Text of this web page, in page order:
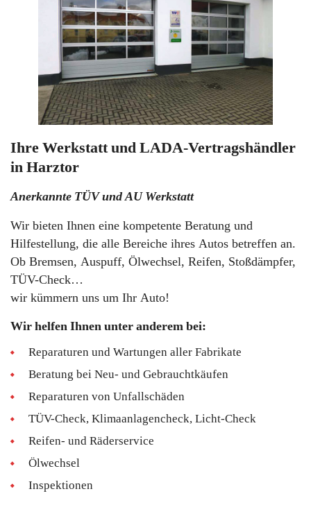
Ihre Werkstatt und LADA-Vertragshändler
in Harztor
Anerkannte TÜV und AU Werkstatt
Wir bieten Ihnen eine kompetente Beratung und
Hilfestellung, die alle Bereiche ihres Autos betreffen an.
Ob Bremsen, Auspuff, Ölwechsel, Reifen, Stoßdämpfer,
TÜV-Check…
wir kümmern uns um Ihr Auto!
Wir helfen Ihnen unter anderem bei:
Reparaturen und Wartungen aller Fabrikate
Beratung bei Neu- und Gebrauchtkäufen
Reparaturen von Unfallschäden
TÜV-Check, Klimaanlagencheck, Licht-Check
Reifen- und Räderservice
Ölwechsel
Inspektionen